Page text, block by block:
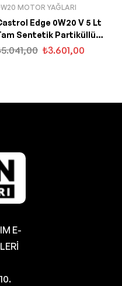
MOTOR YAĞLARI
Edge 0W20 V 5 Lt
Sentetik Partiküllü
Yağı
5.041,00 ₺3.601,00
E-